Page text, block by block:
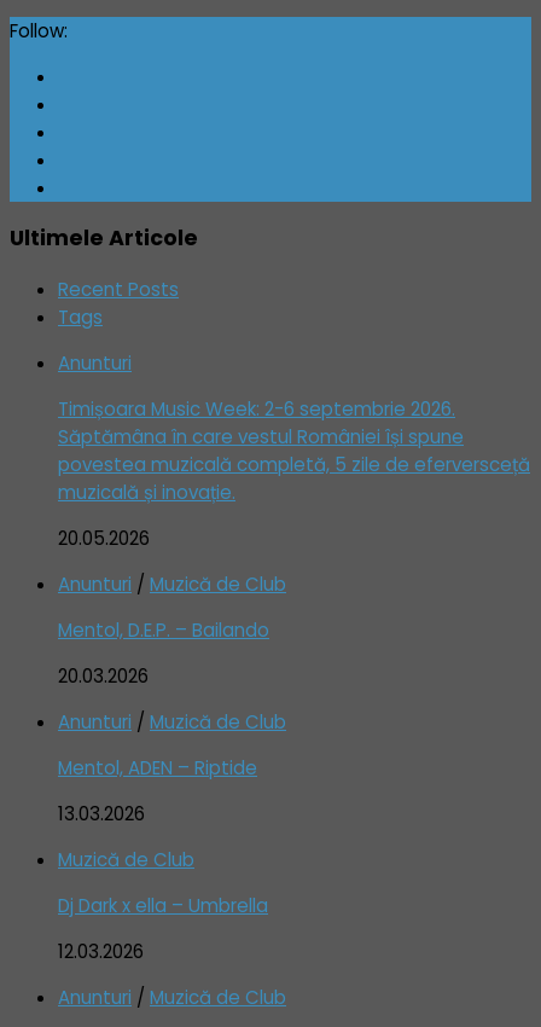
Follow:
Ultimele Articole
Recent Posts
Tags
Anunturi
Timișoara Music Week: 2-6 septembrie 2026.
Săptămâna în care vestul României își spune
povestea muzicală completă, 5 zile de eferversceță
muzicală și inovație.
20.05.2026
Anunturi / Muzică de Club
Mentol, D.E.P. – Bailando
20.03.2026
Anunturi / Muzică de Club
Mentol, ADEN – Riptide
13.03.2026
Muzică de Club
Dj Dark x ella – Umbrella
12.03.2026
Anunturi / Muzică de Club